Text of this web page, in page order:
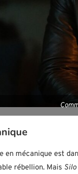
en mécanique est
rébellion. Mais Silo